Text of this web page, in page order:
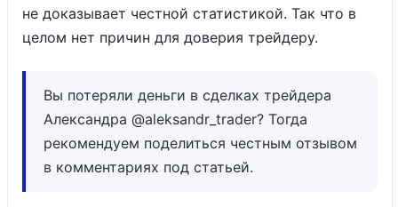
не доказывает честной статистикой. Так что в
целом нет причин для доверия трейдеру.
Вы потеряли деньги в сделках трейдера
Александра @aleksandr_trader? Тогда
рекомендуем поделиться честным отзывом
в комментариях под статьей.